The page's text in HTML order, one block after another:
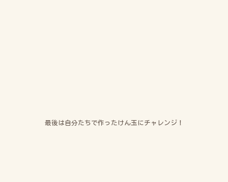
最後は自分たちで作ったけん玉にチャレンジ！